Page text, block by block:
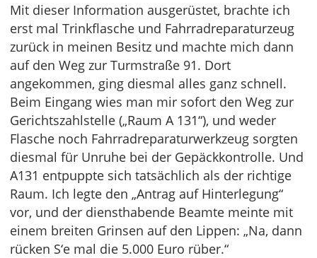
Mit dieser Information ausgerüstet, brachte ich
erst mal Trinkflasche und Fahrradreparaturzeug
zurück in meinen Besitz und machte mich dann
auf den Weg zur Turmstraße 91. Dort
angekommen, ging diesmal alles ganz schnell.
Beim Eingang wies man mir sofort den Weg zur
Gerichtszahlstelle („Raum A 131“), und weder
Flasche noch Fahrradreparaturwerkzeug sorgten
diesmal für Unruhe bei der Gepäckkontrolle. Und
A131 entpuppte sich tatsächlich als der richtige
Raum. Ich legte den „Antrag auf Hinterlegung“
vor, und der diensthabende Beamte meinte mit
einem breiten Grinsen auf den Lippen: „Na, dann
rücken S‘e mal die 5.000 Euro rüber.“